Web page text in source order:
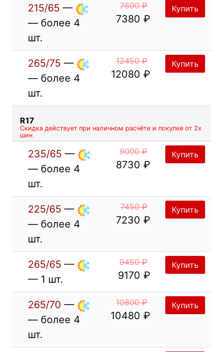
215/65 —
— более 4
шт.
7600 ₽
7380 ₽
Купить
265/75 —
— более 4
шт.
12450 ₽
12080 ₽
Купить
R17
Скидка действует при наличном расчёте и покупке от 2х
шин
235/65 —
— более 4
шт.
9000 ₽
8730 ₽
Купить
225/65 —
— более 4
шт.
7450 ₽
7230 ₽
Купить
265/65 —
— 1 шт.
9450 ₽
9170 ₽
Купить
265/70 —
— более 4
шт.
10800 ₽
10480 ₽
Купить